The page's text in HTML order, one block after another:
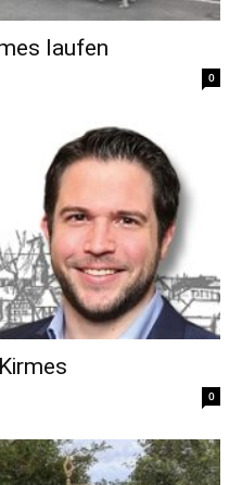
laufen
0
0